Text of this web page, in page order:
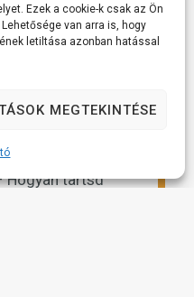
Ezek a cookie-k csak az Ön
van arra is, hogy
letiltása azonban hatással
MEGTEKINTÉSE
Hogyan tartsd